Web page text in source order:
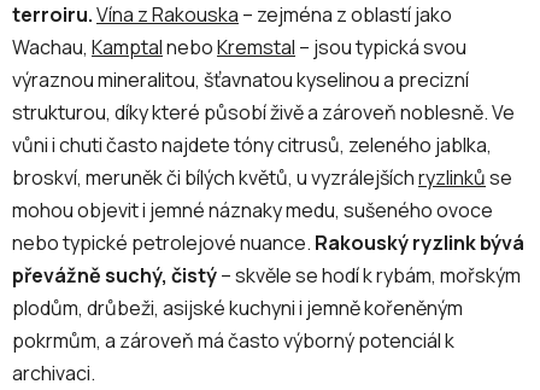
terroiru.Vína z Rakouska – zejména z oblastí jako
Wachau, KamptalneboKremstal – jsou typická svou
výraznou mineralitou, šťavnatou kyselinou a precizní
strukturou, díky které působí živě a zároveň noblesně. Ve
vůni i chuti často najdete tóny citrusů, zeleného jablka,
broskví, meruněk či bílých květů, u vyzrálejšíchryzlinkůse
mohou objevit i jemné náznaky medu, sušeného ovoce
nebo typické petrolejové nuance. Rakouský ryzlink bývá
převážně suchý, čistý– skvěle se hodí k rybám, mořským
plodům, drůbeži, asijské kuchyni i jemně kořeněným
pokrmům, a zároveň má často výborný potenciál k
archivaci.